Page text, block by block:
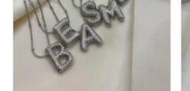
Seçenekler
ürün
sayfasından
seçilebilir